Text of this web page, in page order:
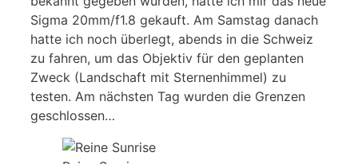
Sigma 20mm/f1.8 gekauft. Am Samstag danach
hatte ich noch überlegt, abends in die Schweiz
zu fahren, um das Objektiv für den geplanten
Zweck (Landschaft mit Sternenhimmel) zu
testen. Am nächsten Tag wurden die Grenzen
geschlossen…